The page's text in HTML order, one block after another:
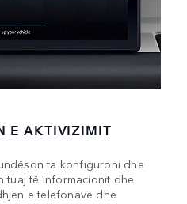
E AKTIVIZIMIT
ta konfiguroni dhe
tuaj të informacionit dhe
e telefonave dhe